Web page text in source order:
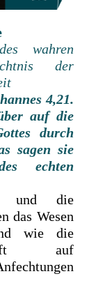
wahren
der
4,21.
auf die
durch
sagen sie
echten
und die
das Wesen
wie die
auf